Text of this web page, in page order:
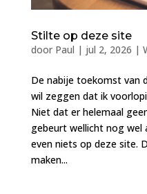
Stilte op deze site
door Paul | jul 2, 2026 |
De nabije toekomst van
wil zeggen dat ik
Niet dat er helemaal
gebeurt wellicht nog wel
even niets op deze site.
maken...